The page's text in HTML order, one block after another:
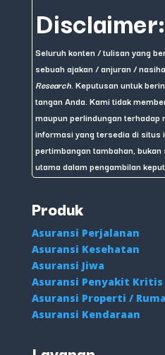
Disclaimer:
Seluruh konten / tulisan yang
sebuah ajakan / anjuran /
Research . Keputusan untuk
tangan Anda. Kami tidak
maupun perlindungan terhadap
informasi yang tersedia di situs
pertimbangan tambahan,
utama dalam pengambilan
Produk
Asuransi Perjalanan
Asuransi Kesehatan
Asuransi Jiwa
Asuransi Penyakit Kritis
Asuransi Properti /
Asuransi Kendaraan